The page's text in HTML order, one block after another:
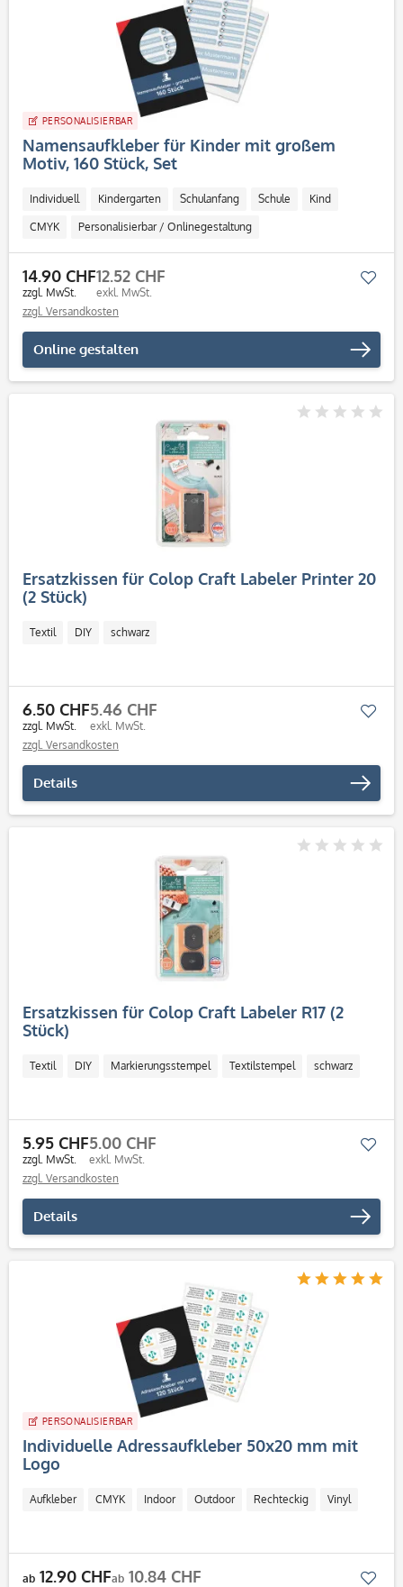
PERSONALISIERBAR
Namensaufkleber für Kinder mit großem
Motiv, 160 Stück, Set
Individuell Kindergarten Schulanfang Schule Kind
CMYK Personalisierbar / Onlinegestaltung
14.90 CHF
zzgl. MwSt.
12.52 CHF
exkl. MwSt.
zzgl. Versandkosten
Online gestalten
Ersatzkissen für Colop Craft Labeler Printer 20
(2 Stück)
Textil DIY schwarz
6.50 CHF
zzgl. MwSt.
5.46 CHF
exkl. MwSt.
zzgl. Versandkosten
Details
Ersatzkissen für Colop Craft Labeler R17 (2
Stück)
Textil DIY Markierungsstempel Textilstempel schwarz
5.95 CHF
zzgl. MwSt.
5.00 CHF
exkl. MwSt.
zzgl. Versandkosten
Details
PERSONALISIERBAR
Individuelle Adressaufkleber 50x20 mm mit
Logo
Aufkleber CMYK Indoor Outdoor Rechteckig Vinyl
ab 12.90 CHFab 10.84 CHF